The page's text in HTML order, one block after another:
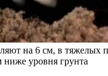
на 6 см, в тяжелых
ниже уровня грунта